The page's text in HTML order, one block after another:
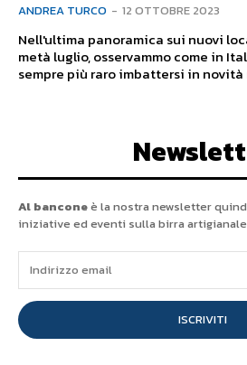
ANDREA TURCO - 12 OTTOBRE 2023
Nell'ultima panoramica sui nuovi
metà luglio, osservammo come in
sempre più raro imbattersi in
Al banconeè la nostra newsletter
iniziative ed eventi sulla birra
ISCRIVITI